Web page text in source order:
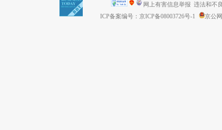
网上有害信息举报 违法和不
ICP备案编号：京ICP备08003726号-1
京公